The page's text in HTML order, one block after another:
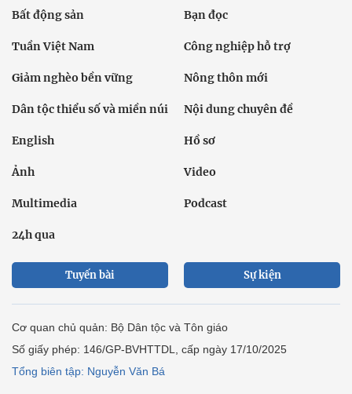
Bất động sản Bạn đọc
Tuần Việt Nam Công nghiệp hỗ trợ
Giảm nghèo bền vững Nông thôn mới
Dân tộc thiểu số và miền núi Nội dung chuyên đề
English Hồ sơ
Ảnh Video
Multimedia Podcast
24h qua
Tuyến bài Sự kiện
Cơ quan chủ quản: Bộ Dân tộc và Tôn giáo
Số giấy phép: 146/GP-BVHTTDL, cấp ngày 17/10/2025
Tổng biên tập: Nguyễn Văn Bá